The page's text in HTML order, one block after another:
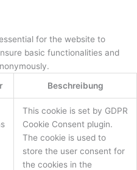
for the website to
basic functionalities and
Beschreibung
This cookie is set by GDPR
Cookie Consent plugin.
The cookie is used to
store the user consent for
the cookies in the